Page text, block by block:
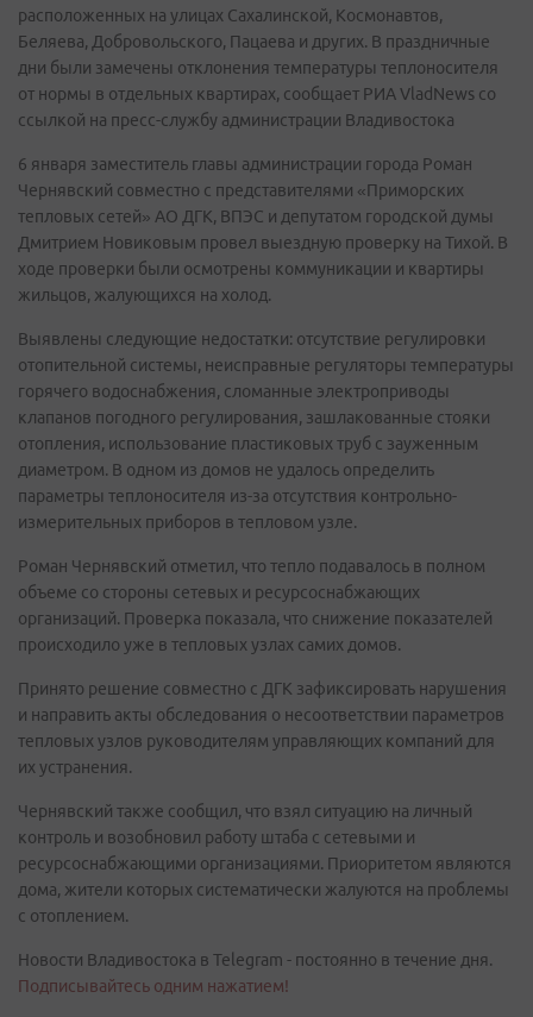
расположенных на улицах Сахалинской, Космонавтов,
Беляева, Добровольского, Пацаева и других. В праздничные
дни были замечены отклонения температуры теплоносителя
от нормы в отдельных квартирах, сообщает РИА VladNews со
ссылкой на пресс-службу администрации Владивостока
6 января заместитель главы администрации города Роман
Чернявский совместно с представителями «Приморских
тепловых сетей» АО ДГК, ВПЭС и депутатом городской думы
Дмитрием Новиковым провел выездную проверку на Тихой. В
ходе проверки были осмотрены коммуникации и квартиры
жильцов, жалующихся на холод.
Выявлены следующие недостатки: отсутствие регулировки
отопительной системы, неисправные регуляторы температуры
горячего водоснабжения, сломанные электроприводы
клапанов погодного регулирования, зашлакованные стояки
отопления, использование пластиковых труб с зауженным
диаметром. В одном из домов не удалось определить
параметры теплоносителя из-за отсутствия контрольно-
измерительных приборов в тепловом узле.
Роман Чернявский отметил, что тепло подавалось в полном
объеме со стороны сетевых и ресурсоснабжающих
организаций. Проверка показала, что снижение показателей
происходило уже в тепловых узлах самих домов.
Принято решение совместно с ДГК зафиксировать нарушения
и направить акты обследования о несоответствии параметров
тепловых узлов руководителям управляющих компаний для
их устранения.
Чернявский также сообщил, что взял ситуацию на личный
контроль и возобновил работу штаба с сетевыми и
ресурсоснабжающими организациями. Приоритетом являются
дома, жители которых систематически жалуются на проблемы
с отоплением.
Новости Владивостока в Telegram - постоянно в течение дня.
Подписывайтесь одним нажатием!